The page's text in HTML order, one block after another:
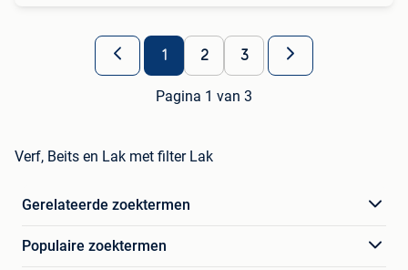
1 2 3
Pagina 1 van 3
Verf, Beits en Lak met filter Lak
Gerelateerde zoektermen
Populaire zoektermen